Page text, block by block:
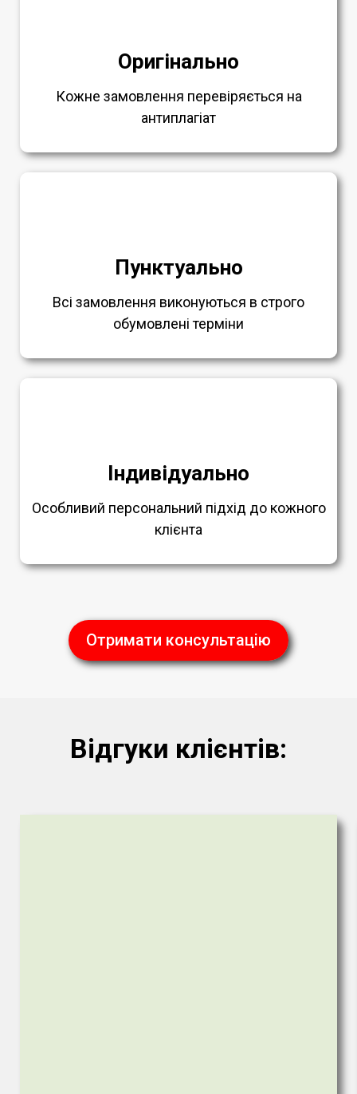
Оригінально
Кожне замовлення перевіряється на
антиплагіат
Пунктуально
Всі замовлення виконуються в строго
обумовлені терміни
Індивідуально
Особливий персональний підхід до кожного
клієнта
Отримати консультацію
Відгуки клієнтів: